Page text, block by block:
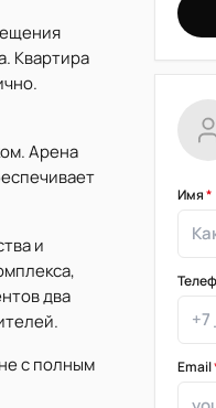
Квартира
Арена
и
два
с полным
Имя*
Email